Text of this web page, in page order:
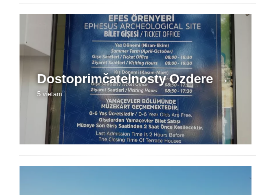
DostoprimčatelnostyOzdere →
5 vietām